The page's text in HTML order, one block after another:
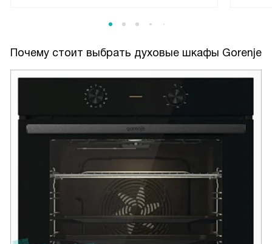
Почему стоит выбрать духовые шкафы Gorenje